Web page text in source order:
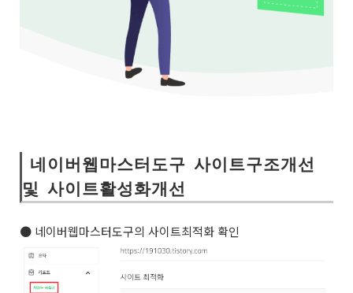
네이버웹마스터도구 사이트구조개선
및 사이트활성화개선
● 네이버웹마스터도구의 사이트최적화 확인